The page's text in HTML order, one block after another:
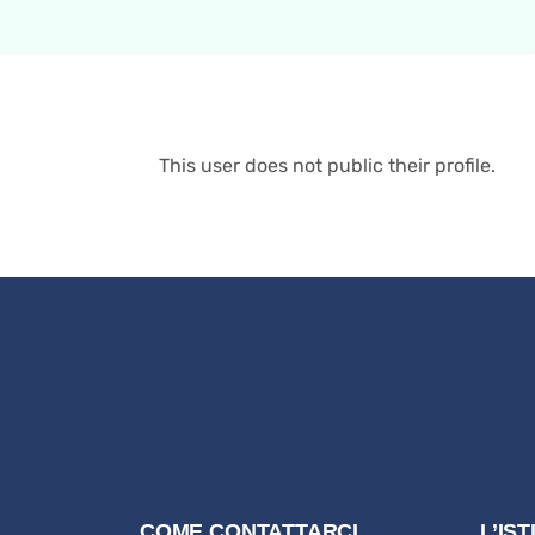
This user does not public their profile.